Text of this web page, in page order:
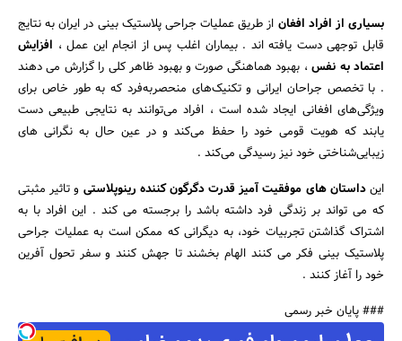
بسیاری از افراد افغان از طریق عملیات جراحی پلاستیک بینی در ایران به نتایج
قابل توجهی دست یافته اند . بیماران اغلب پس از انجام این عمل ، افزایش
اعتماد به نفس ، بهبود هماهنگی صورت و بهبود ظاهر کلی را گزارش می دهند
. با تخصص جراحان ایرانی و تکنیک‌های منحصربه‌فرد که به طور خاص برای
ویژگی‌های افغانی ایجاد شده است ، افراد می‌توانند به نتایجی طبیعی دست
یابند که هویت قومی خود را حفظ می‌کند و در عین حال به نگرانی‌ های
زیبایی‌شناختی خود نیز رسیدگی می‌کند .
اینداستان های موفقیت آمیز قدرت دگرگون کننده رینوپلاستی و تاثیر مثبتی
که می تواند بر زندگی فرد داشته باشد را برجسته می کند . این افراد با به
اشتراک گذاشتن تجربیات خود، به دیگرانی که ممکن است به عملیات جراحی
پلاستیک بینی فکر می کنند الهام بخشند تا جهش کنند و سفر تحول آفرین
خود را آغاز کنند .
### پایان خبر رسمی